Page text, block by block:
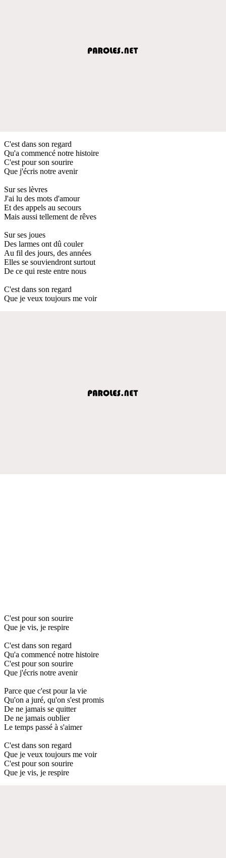
C'est dans son regard
Qu'a commencé notre histoire
C'est pour son sourire
Que j'écris notre avenir
Sur ses lèvres
J'ai lu des mots d'amour
Et des appels au secours
Mais aussi tellement de rêves
Sur ses joues
Des larmes ont dû couler
Au fil des jours, des années
Elles se souviendront surtout
De ce qui reste entre nous
C'est dans son regard
Que je veux toujours me voir
C'est pour son sourire
Que je vis, je respire
C'est dans son regard
Qu'a commencé notre histoire
C'est pour son sourire
Que j'écris notre avenir
Parce que c'est pour la vie
Qu'on a juré, qu'on s'est promis
De ne jamais se quitter
De ne jamais oublier
Le temps passé à s'aimer
C'est dans son regard
Que je veux toujours me voir
C'est pour son sourire
Que je vis, je respire